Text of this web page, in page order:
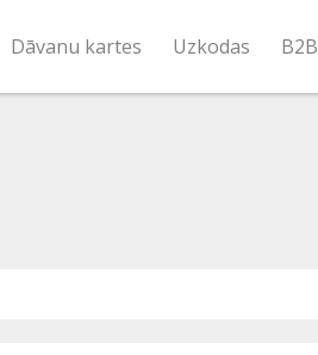
Dāvanu kartes Uzkodas B2B